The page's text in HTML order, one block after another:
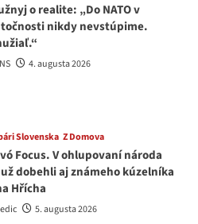
o realite: „Do NATO v
nikdy nevstúpime.
4. augusta 2026
Slovenska Z Domova
Focus. V ohlupovaní národa
dobehli aj známeho kúzelníka
Hřícha
5. augusta 2026